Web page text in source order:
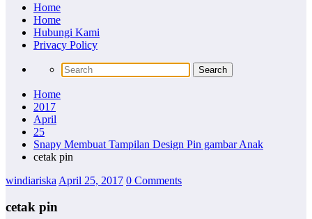
Home
Home
Hubungi Kami
Privacy Policy
Home
2017
April
25
Snapy Membuat Tampilan Design Pin gambar Anak
cetak pin
windiariska April 25, 2017 0 Comments
cetak pin